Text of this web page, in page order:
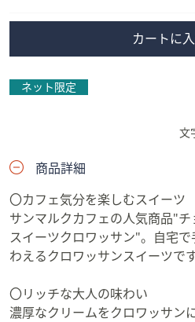
カートに
ネット限定
文
商品詳細
〇カフェ気分を楽しむスイーツ
サンマルクカフェの人気商品"
スイーツクロワッサン"。自宅
わえるクロワッサンスイーツで
〇リッチな大人の味わい
濃厚なクリームをクロワッサン